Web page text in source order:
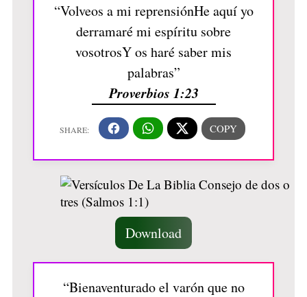
“Volveos a mi reprensiónHe aquí yo
derramaré mi espíritu sobre
vosotrosY os haré saber mis
palabras”
Proverbios 1:23
Download
“Bienaventurado el varón que no